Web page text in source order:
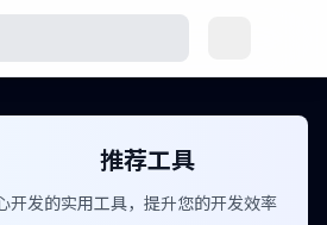
推荐工具
开发的实用工具，提升您的开发效率